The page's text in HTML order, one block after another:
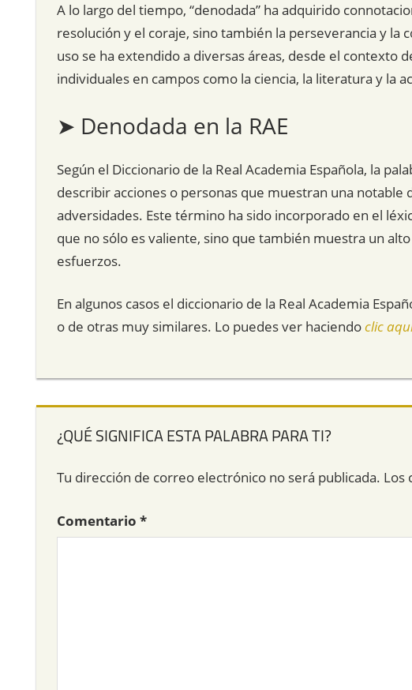
A lo largo del tiempo, “denodada” ha adquirido
resolución y el coraje, sino también la perseverancia y la
uso se ha extendido a diversas áreas, desde el contexto
individuales en campos como la ciencia, la literatura y la
➤ Denodada en la RAE
Según el Diccionario de la Real Academia Española, la
describir acciones o personas que muestran una
adversidades. Este término ha sido incorporado en el
que no sólo es valiente, sino que también muestra un
esfuerzos.
En algunos casos el diccionario de la Real Academia
o de otras muy similares. Lo puedes ver haciendoclic
¿QUÉ SIGNIFICA ESTA PALABRA PARA TI?
Tu dirección de correo electrónico no será publicada. Los
Comentario *